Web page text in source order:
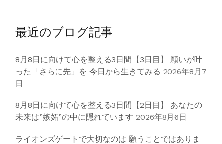
ビ
ー
シ
ョ
ン
最近のブログ記事
8月8日に向けて心を整える3日間【3日目】 願いが叶
った「さらに先」を 今日から生きてみる 2026年8月7
日
8月8日に向けて心を整える3日間【2日目】 あなたの
未来は”嫉妬”の中に隠れています 2026年8月6日
ライオンズゲートで大切なのは 願うことではありま